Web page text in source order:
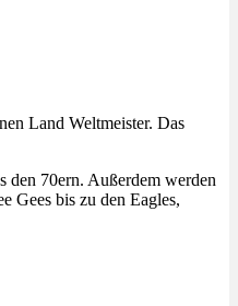
Land Weltmeister. Das
den 70ern. Außerdem werden
Gees bis zu den Eagles,